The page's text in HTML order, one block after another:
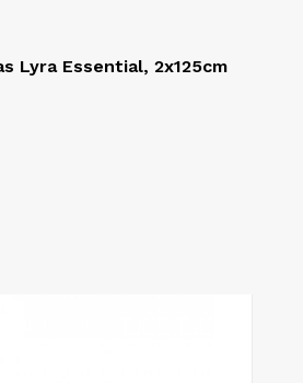
Lyra Essential, 2x125cm